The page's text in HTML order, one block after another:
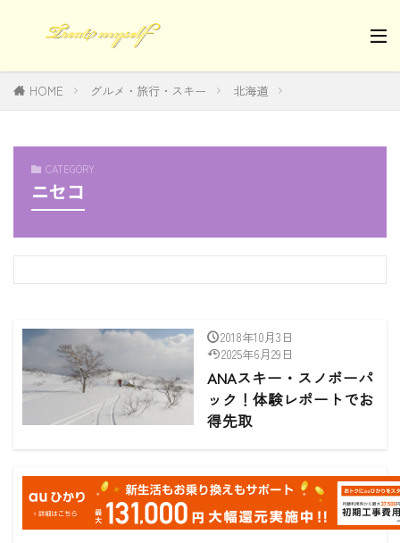
HOME グルメ・旅行・スキー 北海道
CATEGORY
ニセコ
2018年10月3日
2025年6月29日
ANAスキー・スノボーパ
ック！体験レポートでお
得先取